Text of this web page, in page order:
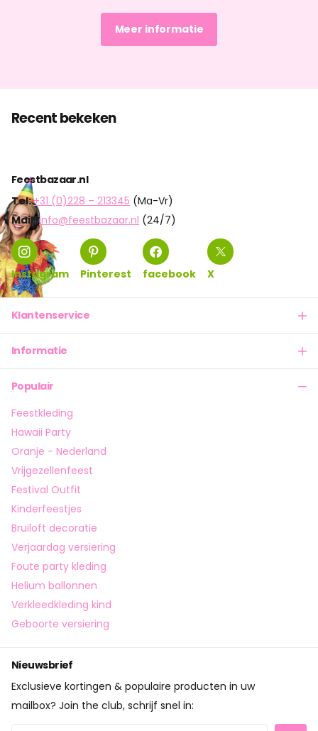
Meer informatie
Recent bekeken
Feestbazaar.nl
Tel:+31 (0)228 – 213345 (Ma-Vr)
Mail: info@feestbazaar.nl (24/7)
Instagram Pinterest facebook X
Klantenservice
Informatie
Populair
Feestkleding
Hawaii Party
Oranje - Nederland
Vrijgezellenfeest
Festival Outfit
Kinderfeestjes
Bruiloft decoratie
Verjaardag versiering
Foute party kleding
Helium ballonnen
Verkleedkleding kind
Geboorte versiering
Nieuwsbrief
Exclusieve kortingen & populaire producten in uw
mailbox? Join the club, schrijf snel in: